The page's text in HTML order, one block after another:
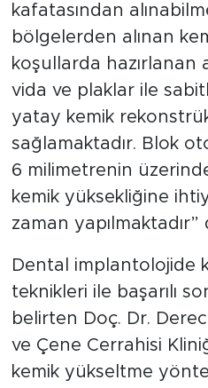
kafatasından
bölgelerden alınan
koşullarda hazırlanan
vida ve plaklar ile
yatay kemik
sağlamaktadır. Blok
6 milimetrenin
kemik yüksekliğine
zaman
Dental implantolojide
teknikleri ile başarılı
belirten Doç. Dr.
ve Çene Cerrahisi
kemik yükseltme